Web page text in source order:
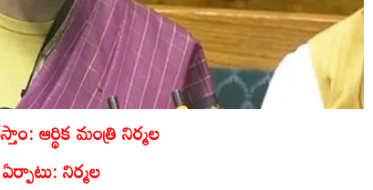
ఆర్థిక మంత్రి నిర్మల
నిర్మల